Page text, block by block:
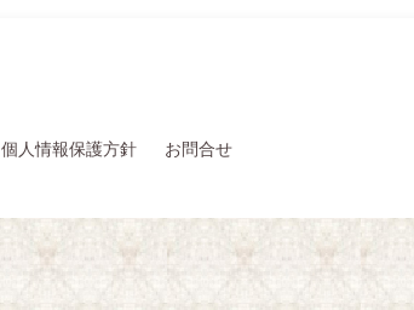
個人情報保護方針 お問合せ